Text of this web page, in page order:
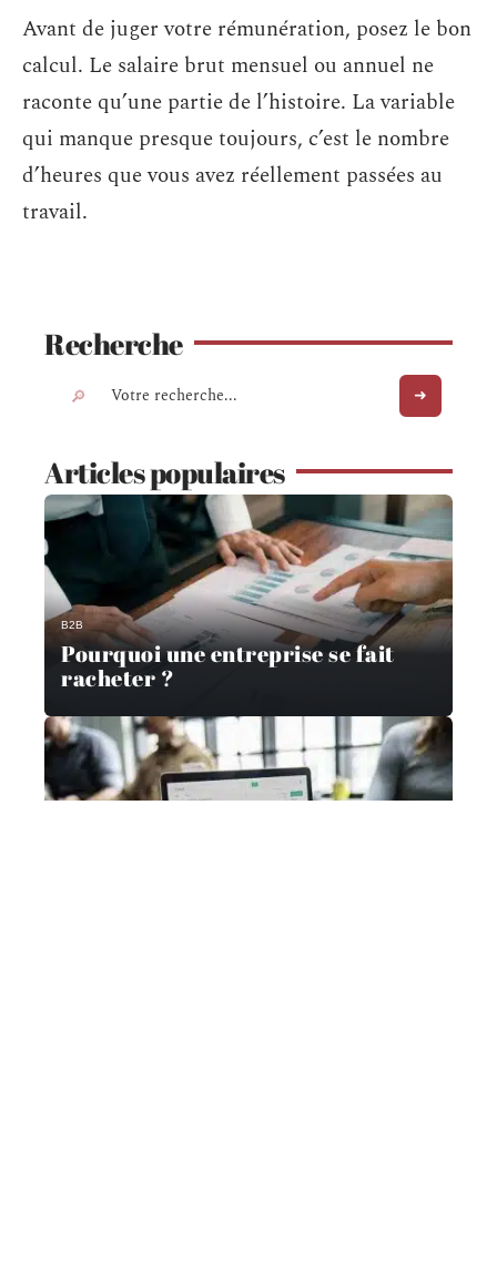
Avant de juger votre rémunération, posez le bon
calcul. Le salaire brut mensuel ou annuel ne
raconte qu’une partie de l’histoire. La variable
qui manque presque toujours, c’est le nombre
d’heures que vous avez réellement passées au
travail.
Recherche
Articles populaires
B2B
Pourquoi une entreprise se fait
racheter ?